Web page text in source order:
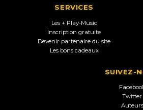
SERVICES
Les + Play-Music
Inscription gratuite
Devenir partenaire du site
Les bons cadeaux
SUIVEZ-
Twitter
Auteurs